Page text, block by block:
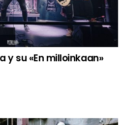
y su «En milloinkaan»